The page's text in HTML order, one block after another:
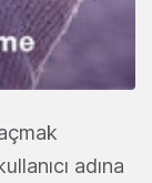
adına